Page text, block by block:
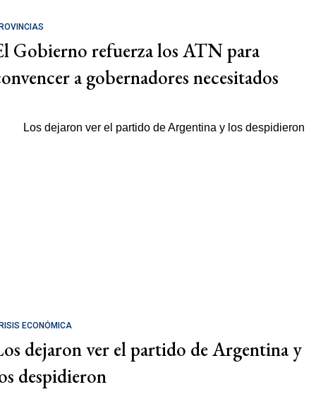
Gobierno refuerza los ATN para
a gobernadores necesitados
ECONÓMICA
dejaron ver el partido de Argentina y
despidieron